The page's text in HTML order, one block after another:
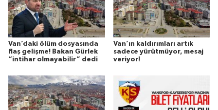
Van’daki ölüm dosyasında
flaş gelişme! Bakan Gürlek
“intihar olmayabilir” dedi
Van’ın kaldırımları artık
sadece yürütmüyor, mesaj
veriyor!